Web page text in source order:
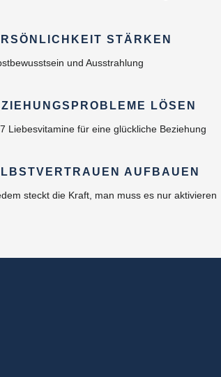
STÄRKEN
und Ausstrahlung
LÖSEN
Liebesvitamine für eine glückliche Beziehung
AUFBAUEN
steckt die Kraft, man muss es nur aktivieren